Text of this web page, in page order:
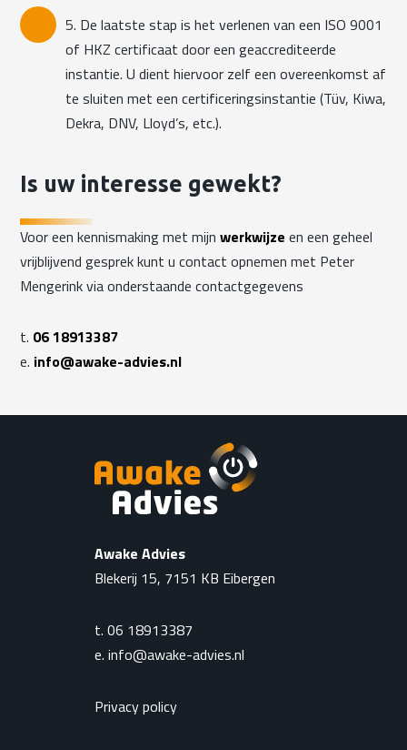
5. De laatste stap is het verlenen van een ISO 9001
of HKZ certificaat door een geaccrediteerde
instantie. U dient hiervoor zelf een overeenkomst af
te sluiten met een certificeringsinstantie (Tüv, Kiwa,
Dekra, DNV, Lloyd’s, etc.).
Is uw interesse gewekt?
Voor een kennismaking met mijnwerkwijze en een geheel
vrijblijvend gesprek kunt u contact opnemen met Peter
Mengerink via onderstaande contactgegevens
t. 06 18913387
e. info@awake-advies.nl
Awake Advies
Blekerij 15, 7151 KB Eibergen
t. 06 18913387
e. info@awake-advies.nl
Privacy policy